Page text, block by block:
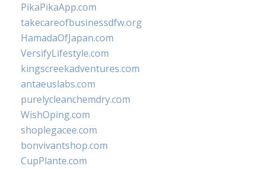
PikaPikaApp.com
takecareofbusinessdfw.org
HamadaOfJapan.com
VersifyLifestyle.com
kingscreekadventures.com
antaeuslabs.com
purelycleanchemdry.com
WishOping.com
shoplegacee.com
bonvivantshop.com
CupPlante.com